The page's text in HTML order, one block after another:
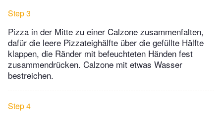
Step 3
Pizza in der Mitte zu einer Calzone zusammenfalten,
dafür die leere Pizzateighälfte über die gefüllte Hälfte
klappen, die Ränder mit befeuchteten Händen fest
zusammendrücken. Calzone mit etwas Wasser
bestreichen.
Step 4